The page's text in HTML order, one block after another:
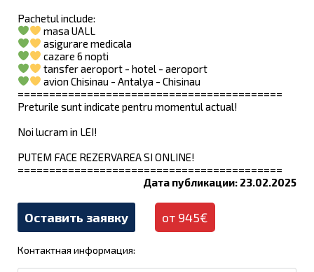
Pachetul include:
masa UALL
asigurare medicala
cazare 6 nopti
tansfer aeroport - hotel - aeroport
avion Chisinau - Antalya - Chisinau
==========================================
Preturile sunt indicate pentru momentul actual!
Noi lucram in LEI!
PUTEM FACE REZERVAREA SI ONLINE!
==========================================
Дата публикации: 23.02.2025
Оставить заявку от 945€
Контактная информация: